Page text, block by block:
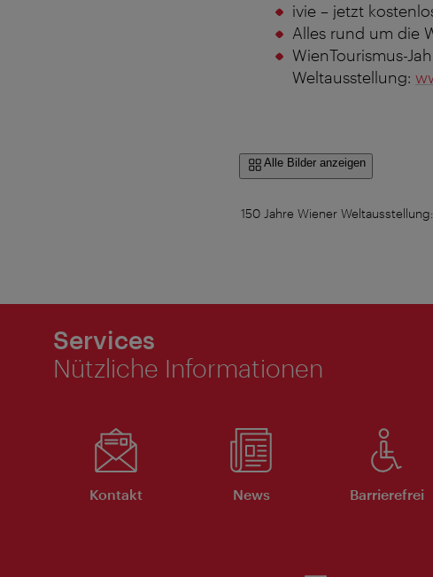
ivie – jetzt
Alles rund um die
WienTourismus-
Weltausstellung:
Alle Bilder anzeigen
150 Jahre Wiener
Services
Nützliche Informationen
Kontakt News Barrierefrei